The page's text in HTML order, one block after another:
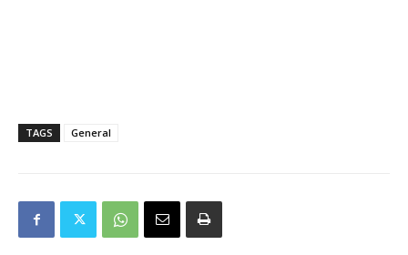
TAGS General